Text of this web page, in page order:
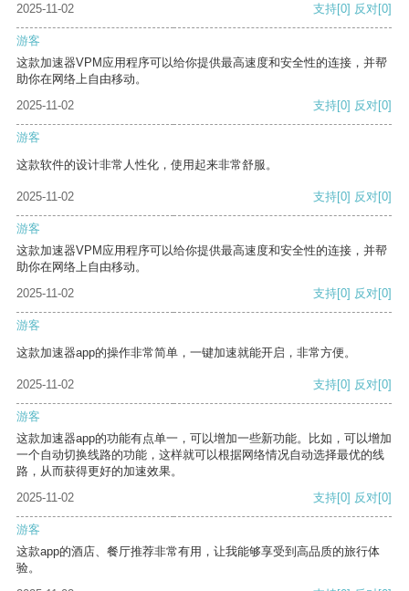
2025-11-02 支持[0] 反对[0]
游客
这款加速器VPM应用程序可以给你提供最高速度和安全性的连接，并帮
助你在网络上自由移动。
2025-11-02
支持[0] 反对[0]
游客
这款软件的设计非常人性化，使用起来非常舒服。
2025-11-02 支持[0] 反对[0]
游客
这款加速器VPM应用程序可以给你提供最高速度和安全性的连接，并帮
助你在网络上自由移动。
2025-11-02
支持[0] 反对[0]
游客
这款加速器app的操作非常简单，一键加速就能开启，非常方便。
2025-11-02 支持[0] 反对[0]
游客
这款加速器app的功能有点单一，可以增加一些新功能。比如，可以增加
一个自动切换线路的功能，这样就可以根据网络情况自动选择最优的线
路，从而获得更好的加速效果。
2025-11-02
支持[0] 反对[0]
游客
这款app的酒店、餐厅推荐非常有用，让我能够享受到高品质的旅行体
验。